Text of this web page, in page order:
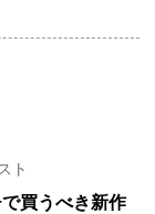
ト
買うべき新作